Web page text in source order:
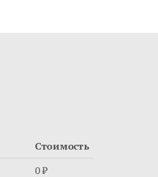
Стоимость
0 ₽